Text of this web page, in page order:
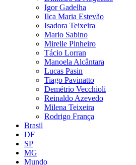
Igor Gadelha
Ilca Maria Estevão
Isadora Teixeira
Mario Sabino
Mirelle Pinheiro
Tácio Lorran
Manoela Alcântara
Lucas Pasin
Tiago Pavinatto
Demétrio Vecchioli
Reinaldo Azevedo
Milena Teixeira
Rodrigo França
Brasil
DF
SP
MG
Mundo